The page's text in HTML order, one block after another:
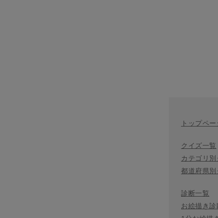
トップペー
クイズ一覧
カテゴリ
都道府県
診断一覧
お絵描き